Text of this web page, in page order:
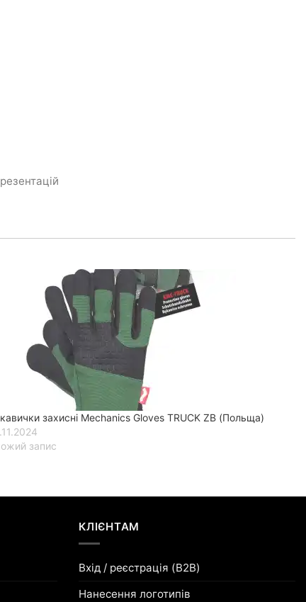
захисні Mechanics Gloves TRUCK ZB (Польща)
запис
КЛІЄНТАМ
Вхід / реєстрація (B2B)
Нанесення логотипів